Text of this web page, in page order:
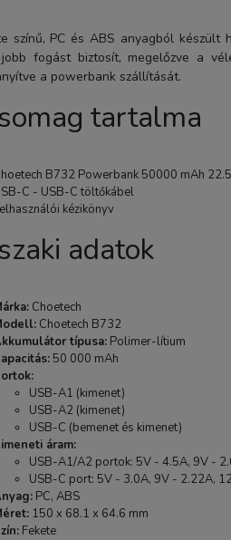
színű, PC és ABS anyagból készült
fogást biztosít, megelőzve a
a powerbank szállítását.
tartalma
B732 Powerbank 50000 mAh
C - USB-C töltőkábel
kézikönyv
adatok
Choetech
Choetech B732
típusa: Polimer-lítium
50 000 mAh
USB-A1 (kimenet)
USB-A2 (kimenet)
USB-C (bemenet és kimenet)
áram:
USB-A1/A2 portok: 5V - 4.5A, 9V -
USB-C port: 5V - 3.0A, 9V - 2.22A,
PC, ABS
150 x 68.1 x 64.6 mm
Fekete